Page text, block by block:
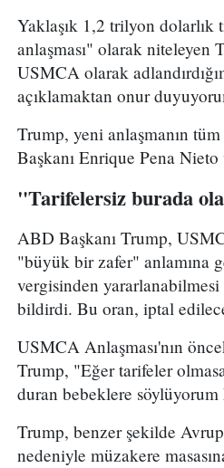
Yaklaşık 1,2 trilyon
anlaşması" olarak
USMCA olarak
açıklamaktan onur
Trump, yeni anlaşmanın
Başkanı Enrique Pena
"Tarifelersiz burada
ABD Başkanı Trump,
"büyük bir zafer" anlamına
vergisinden
bildirdi. Bu oran, iptal
USMCA Anlaşması'nın
Trump, "Eğer tarifeler
duran bebeklere
Trump, benzer şekilde
nedeniyle müzakere